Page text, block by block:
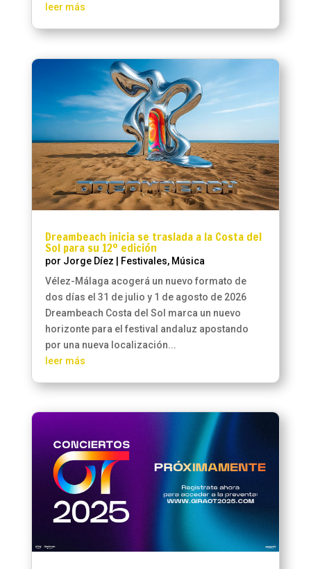
leer más
Dreambeach inicia se traslada a la Costa del
Sol para su 12º edición
por Jorge Díez Festivales, Música
Vélez-Málaga acogerá un nuevo formato de
dos días el 31 de julio y 1 de agosto de 2026
Dreambeach Costa del Sol marca un nuevo
horizonte para el festival andaluz apostando
por una nueva localización...
leer más